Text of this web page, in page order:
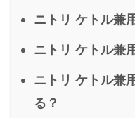
ニトリ ケトル兼
ニトリ ケトル兼
ニトリ ケトル兼
る？